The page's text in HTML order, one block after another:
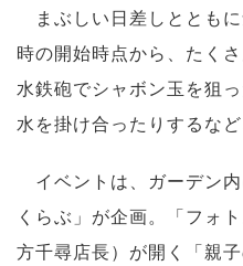
まぶしい日差しととも
時の開始時点から、たく
水鉄砲でシャボン玉を狙
水を掛け合ったりするな
イベントは、ガーデン
くらぶ」が企画。「フォ
方千尋店長）が開く「親